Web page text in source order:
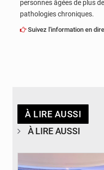
personnes âgées de plus
pathologies chroniques.
Suivez l'information en
À LIRE AUSSI
À LIRE AUSSI